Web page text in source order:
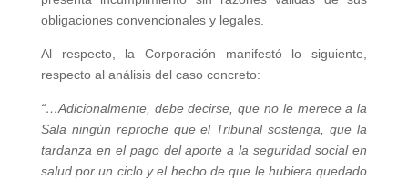
obligaciones convencionales y legales.
Al respecto, la Corporación manifestó lo siguiente,
respecto al análisis del caso concreto:
“…Adicionalmente, debe decirse, que no le merece a la
Sala ningún reproche que el Tribunal sostenga, que la
tardanza en el pago del aporte a la seguridad social en
salud por un ciclo y el hecho de que le hubiera quedado